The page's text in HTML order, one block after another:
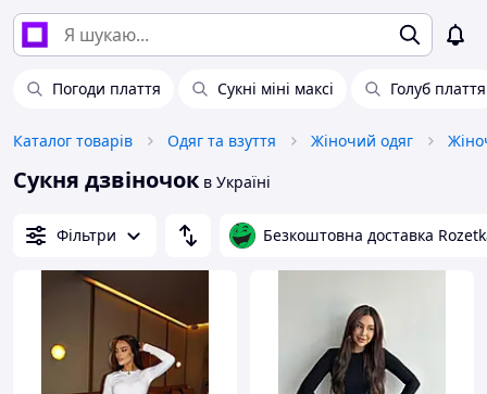
Погоди плаття Сукні міні максі Голуб плаття
Каталог товарів Одяг та взуття Жіночий одяг
Сукня дзвіночок в Україні
Фільтри Безкоштовна доставка